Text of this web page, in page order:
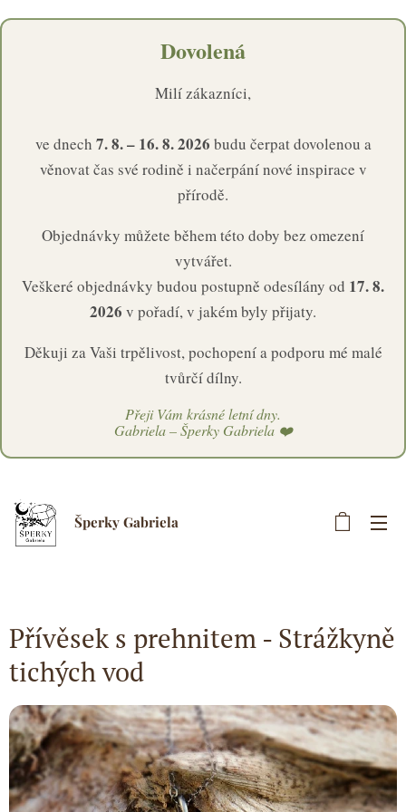
Dovolená
Milí zákazníci,
ve dnech 7. 8. – 16. 8. 2026 budu čerpat dovolenou a
věnovat čas své rodině i načerpání nové inspirace v
přírodě.
Objednávky můžete během této doby bez omezení
vytvářet.
Veškeré objednávky budou postupně odesílány od 17. 8.
2026 v pořadí, v jakém byly přijaty.
Děkuji za Vaši trpělivost, pochopení a podporu mé malé
tvůrčí dílny.
Přeji Vám krásné letní dny.
Gabriela – Šperky Gabriela ❤️
Šperky Gabriela
Přívěsek s prehnitem - Strážkyně
tichých vod